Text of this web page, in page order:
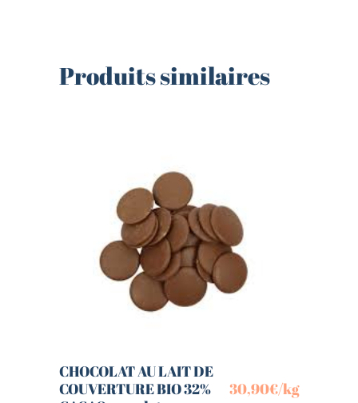
Produits similaires
CHOCOLAT AU LAIT DE
COUVERTURE BIO 32%
30,90€/kg